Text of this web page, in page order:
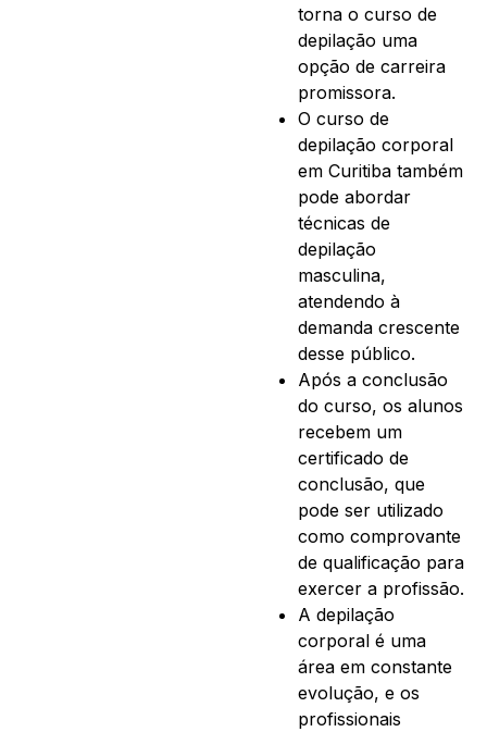
torna o curso de
depilação uma
opção de carreira
promissora.
O curso de
depilação corporal
em Curitiba também
pode abordar
técnicas de
depilação
masculina,
atendendo à
demanda crescente
desse público.
Após a conclusão
do curso, os alunos
recebem um
certificado de
conclusão, que
pode ser utilizado
como comprovante
de qualificação para
exercer a profissão.
A depilação
corporal é uma
área em constante
evolução, e os
profissionais